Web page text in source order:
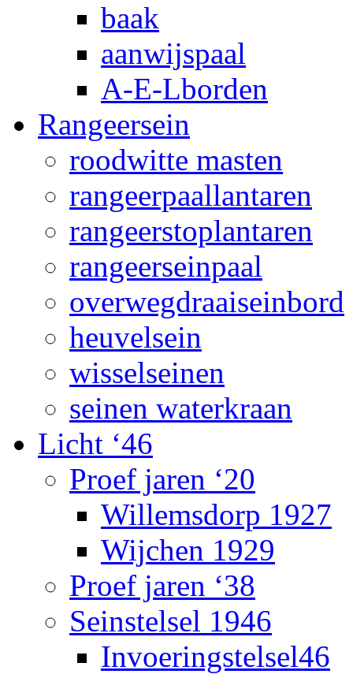
baak
aanwijspaal
A-E-Lborden
Rangeersein
roodwitte masten
rangeerpaallantaren
rangeerstoplantaren
rangeerseinpaal
overwegdraaiseinbord
heuvelsein
wisselseinen
seinen waterkraan
Licht ‘46
Proef jaren ‘20
Willemsdorp 1927
Wijchen 1929
Proef jaren ‘38
Seinstelsel 1946
Invoeringstelsel46